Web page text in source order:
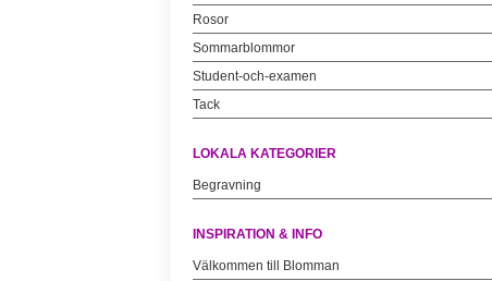
Rosor
Sommarblommor
Student-och-examen
Tack
LOKALA KATEGORIER
Begravning
INSPIRATION & INFO
Välkommen till Blomman